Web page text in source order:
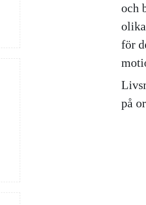
och
för
på